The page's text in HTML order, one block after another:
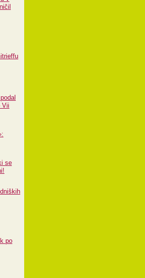
Vii
se
po